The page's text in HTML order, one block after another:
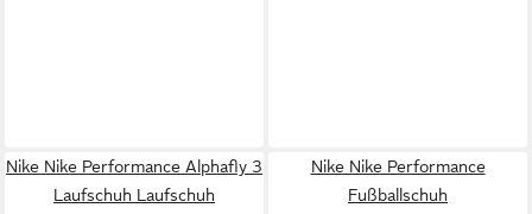
Nike Nike Performance Alphafly 3
Laufschuh Laufschuh
Nike Nike Performance
Fußballschuh